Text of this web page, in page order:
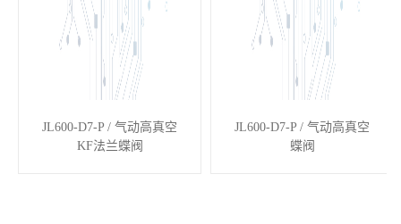
JL600-D7-P / 气动高真空
KF法兰蝶阀
JL600-D7-P / 气动高真空
蝶阀